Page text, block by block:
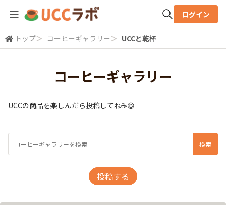
全体検索
ログイン
トップ＞ コーヒーギャラリー ＞ UCCと乾杯
コーヒーギャラリー
UCCの商品を楽しんだら投稿してね☕😆
投稿する